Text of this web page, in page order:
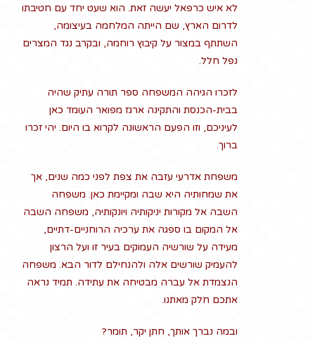
לא איש כרפאל יעשה זאת. הוא שעט יחד עם חטיבתו
לדרום הארץ, שם הייתה המלחמה בעיצומה,
השתתף במצור על קיבוץ רוחמה, ובקרב נגד המצרים
נפל חלל.
לזכרו הגיהה המשפחה ספר תורה עתיק שהיה
בבית-הכנסת והתקינה ארגז מפואר העומד כאן
לעיניכם, וזו הפעם הראשונה לקרוא בו היום. יהי זכרו
ברוך.
משפחת אדרעי עזבה את צפת לפני כמה שנים, אך
את שמחותיה היא שבה ומקיימת כאן. משפחה
השבה אל מקורות יניקותיה ויונקותיה, משפחה השבה
אל המקום בו ספגה את ערכיה הרוחניים-דתיים,
מעידה על שורשיה העמוקים בעיר זו ועל הרצון
להעמיק שורשים אלה ולהנחילם לדור הבא. משפחה
הנצמדת אל עברה מבטיחה את עתידה. תמיד נראה
אתכם חלק מאתנו.
ובמה נברך אותך, חתן יקר, תומר?